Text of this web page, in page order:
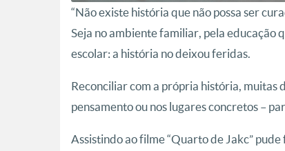
“Não existe história que não possa ser
Seja no ambiente familiar, pela educação
escolar: a história no deixou feridas.
Reconciliar com a própria história, muitas
pensamento ou nos lugares concretos –
Assistindo ao filme “Quarto de Jakc”